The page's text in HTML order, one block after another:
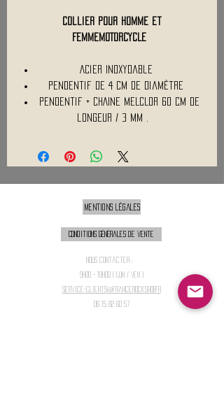
Collier Pour Homme et
FemmeMOTORCYCLE
Acier Inoxydable
Pendentif de 4 Cm de diamètre
Pendentif + CHAINE MELCLOR 60 cm de
longeur / 3 Mm .
Mentions légales
Conditions générales de vente
Nous contacter :
9h00 - 18H00 ( Lun / Ven )
Service-clients@francerockshop.fr
06 15 82 60 57